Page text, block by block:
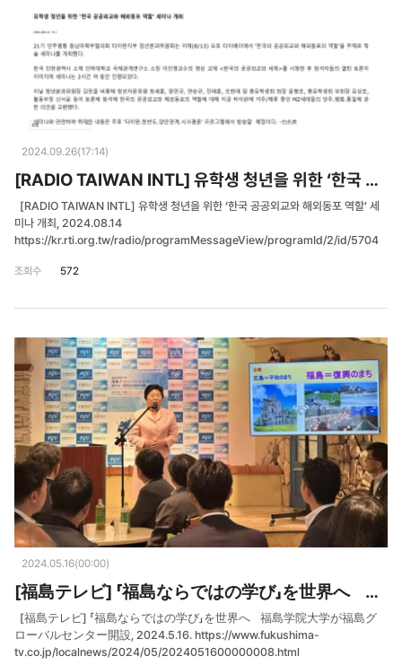
2024.09.26(17:14)
[RADIO TAIWAN INTL] 유학생 청년을 위한 ‘한국 공공외교와 해외동포 역할’ 세미나 개최
[RADIO TAIWAN INTL] 유학생 청년을 위한 ‘한국 공공외교와 해외동포 역할’ 세
미나 개최, 2024.08.14
https://kr.rti.org.tw/radio/programMessageView/programId/2/id/5704
조회수 572
2024.05.16(00:00)
[福島テレビ] 「福島ならではの学び」を世界へ 福島学院大学が福島グローバルセンター開設
[福島テレビ] 「福島ならではの学び」を世界へ 福島学院大学が福島グ
ローバルセンター開設, 2024.5.16. https://www.fukushima-
tv.co.jp/localnews/2024/05/2024051600000008.html